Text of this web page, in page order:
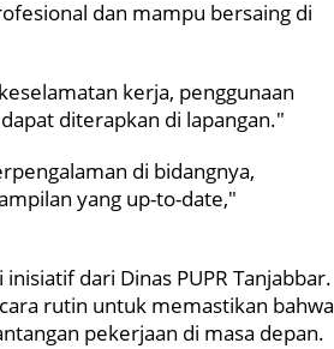
dan mampu bersaing di
kerja, penggunaan
diterapkan di lapangan."
di bidangnya,
yang up-to-date,"
dari Dinas PUPR Tanjabbar.
rutin untuk memastikan bahwa
pekerjaan di masa depan.